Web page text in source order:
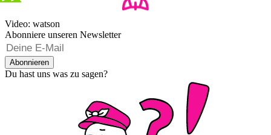
Video: watson
Abonniere unseren Newsletter
Abonnieren
Du hast uns was zu sagen?